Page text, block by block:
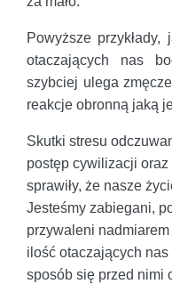
Powyższe
otaczających nas
szybciej ulega
reakcje obronną jaką
Skutki stresu
postęp cywilizacji
sprawiły, że nasze
Jesteśmy zabiegani,
przywaleni
ilość otaczających
sposób się przed nimi